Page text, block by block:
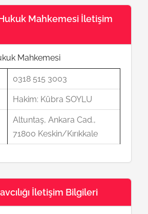
Mahkemesi İletişim
Mahkemesi
0318 515 3003
Hakim: Kübra SOYLU
Altuntaş, Ankara Cad.,
71800 Keskin/Kırıkkale
İletişim Bilgileri